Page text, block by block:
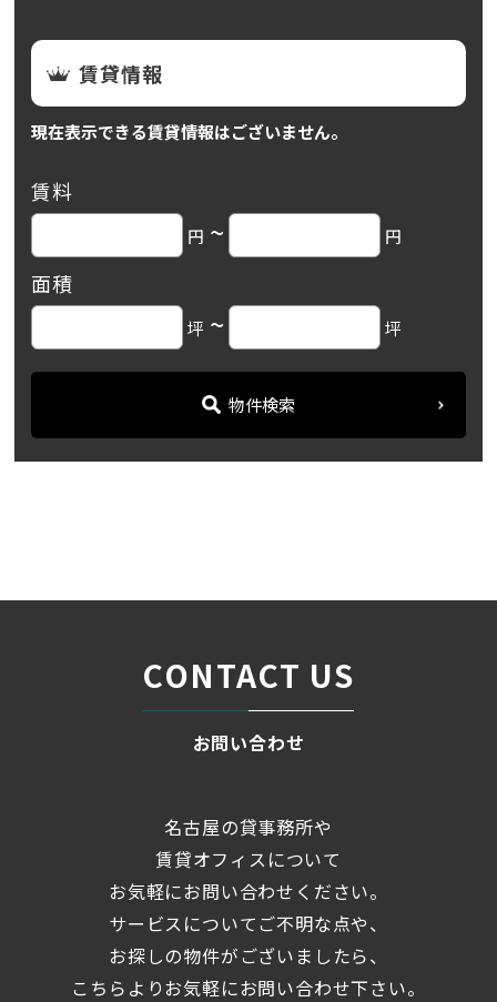
賃貸情報
現在表示できる賃貸情報はございません。
賃料
円 ~ 円
面積
坪 ~ 坪
物件検索
CONTACT US
お問い合わせ
名古屋の貸事務所や
賃貸オフィスについて
お気軽にお問い合わせください。
サービスについてご不明な点や、
お探しの物件がございましたら、
こちらよりお気軽にお問い合わせ下さい。